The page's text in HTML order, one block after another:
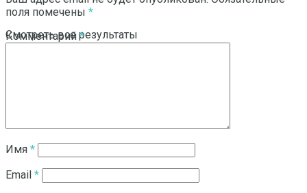
Смотреть все результаты
поля помечены *
Комментарий*
Имя *
Email *